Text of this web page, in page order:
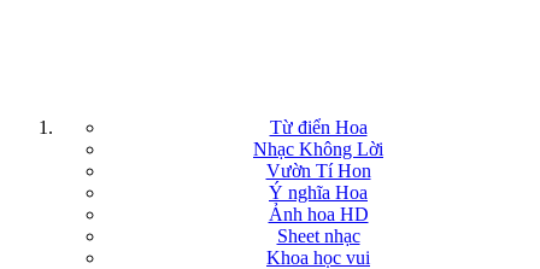
Từ điển Hoa
Nhạc Không Lời
Vườn Tí Hon
Ý nghĩa Hoa
Ảnh hoa HD
Sheet nhạc
Khoa học vui